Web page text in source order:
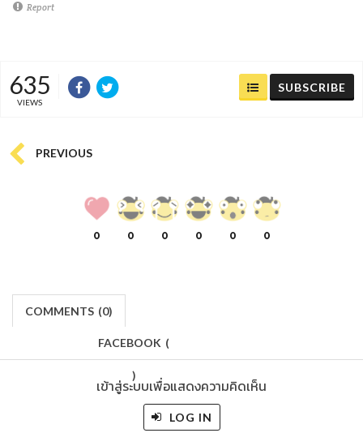
Report
635
VIEWS
SUBSCRIBE
PREVIOUS
0 0 0 0 0 0
COMMENTS (0)
FACEBOOK (
)
เข้าสู่ระบบเพื่อแสดงความคิดเห็น
LOG IN